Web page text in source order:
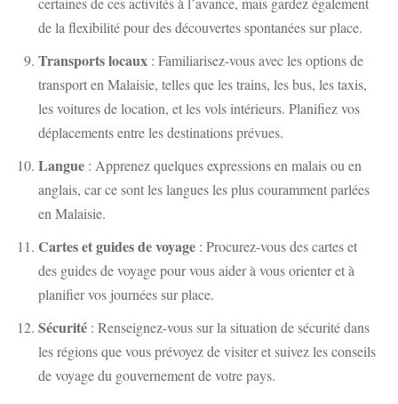
de la flexibilité pour des découvertes spontanées sur place.
Transports locaux : Familiarisez-vous avec les options de
transport en Malaisie, telles que les trains, les bus, les taxis,
les voitures de location, et les vols intérieurs. Planifiez vos
déplacements entre les destinations prévues.
Langue : Apprenez quelques expressions en malais ou en
anglais, car ce sont les langues les plus couramment parlées
en Malaisie.
Cartes et guides de voyage : Procurez-vous des cartes et
des guides de voyage pour vous aider à vous orienter et à
planifier vos journées sur place.
Sécurité : Renseignez-vous sur la situation de sécurité dans
les régions que vous prévoyez de visiter et suivez les conseils
de voyage du gouvernement de votre pays.